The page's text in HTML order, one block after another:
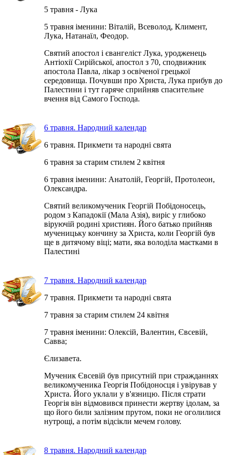
5 травня - Лука
5 травня іменини: Віталій, Всеволод, Климент,
Лука, Натанаїл, Феодор.
Святий апостол і євангеліст Лука, уродженець
Антіохії Сирійської, апостол з 70, сподвижник
апостола Павла, лікар з освіченої грецької
середовища. Почувши про Христа, Лука прибув до
Палестини і тут гаряче сприйняв спасительне
вчення від Самого Господа.
6 травня. Народний календар
6 травня. Прикмети та народні свята
6 травня за старим стилем 2 квітня
6 травня іменини: Анатолій, Георгій, Протолеон,
Олександра.
Святий великомученик Георгій Побідоносець,
родом з Кападокії (Мала Азія), виріс у глибоко
віруючій родині християн. Його батько прийняв
мученицьку кончину за Христа, коли Георгій був
ще в дитячому віці; мати, яка володіла маєтками в
Палестині
7 травня. Народний календар
7 травня. Прикмети та народні свята
7 травня за старим стилем 24 квітня
7 травня іменини: Олексій, Валентин, Євсевій,
Савва;
Єлизавета.
Мученик Євсевій був присутній при стражданнях
великомученика Георгія Побідоносця і увірував у
Христа. Його уклали у в'язницю. Після страти
Георгія він відмовився принести жертву ідолам, за
що його били залізним прутом, поки не оголилися
нутрощі, а потім відсікли мечем голову.
8 травня. Народний календар